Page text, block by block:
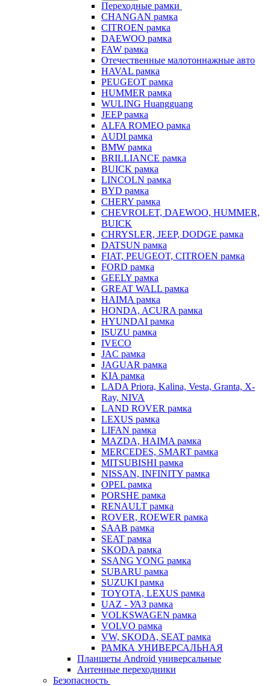
Переходные рамки
CHANGAN рамка
CITROEN рамка
DAEWOO рамка
FAW рамка
Отечественные малотоннажные авто
HAVAL рамка
PEUGEOT рамка
HUMMER рамка
WULING Huangguang
JEEP рамка
ALFA ROMEO рамка
AUDI рамка
BMW рамка
BRILLIANCE рамка
BUICK рамка
LINCOLN рамка
BYD рамка
CHERY рамка
CHEVROLET, DAEWOO, HUMMER,
BUICK
CHRYSLER, JEEP, DODGE рамка
DATSUN рамка
FIAT, PEUGEOT, CITROEN рамка
FORD рамка
GEELY рамка
GREAT WALL рамка
HAIMA рамка
HONDA, ACURA рамка
HYUNDAI рамка
ISUZU рамка
IVECO
JAC рамка
JAGUAR рамка
KIA рамка
LADA Priora, Kalina, Vesta, Granta, X-
Ray, NIVA
LAND ROVER рамка
LEXUS рамка
LIFAN рамка
MAZDA, HAIMA рамка
MERCEDES, SMART рамка
MITSUBISHI рамка
NISSAN, INFINITY рамка
OPEL рамка
PORSHE рамка
RENAULT рамка
ROVER, ROEWER рамка
SAAB рамка
SEAT рамка
SKODA рамка
SSANG YONG рамка
SUBARU рамка
SUZUKI рамка
TOYOTA, LEXUS рамка
UAZ - УАЗ рамка
VOLKSWAGEN рамка
VOLVO рамка
VW, SKODA, SEAT рамка
РАМКА УНИВЕРСАЛЬНАЯ
Планшеты Android универсальные
Антенные переходники
Безопасность